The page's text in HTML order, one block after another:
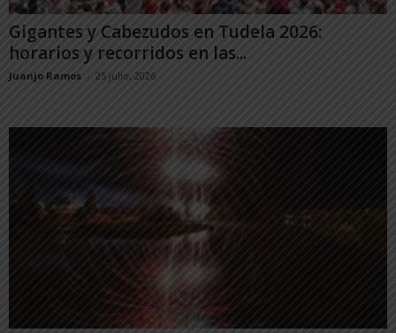
Gigantes y Cabezudos en Tudela 2026:
horarios y recorridos en las...
Juanjo Ramos - 25 julio, 2026